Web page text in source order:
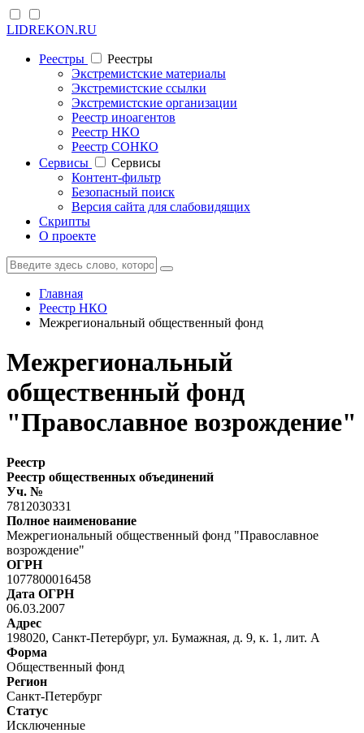
LIDREKON.RU
Реестры
Реестры
Экстремистские материалы
Экстремистские ссылки
Экстремистские организации
Реестр иноагентов
Реестр НКО
Реестр СОНКО
Cервисы
Cервисы
Контент-фильтр
Безопасный поиск
Версия сайта для слабовидящих
Скрипты
О проекте
Главная
Реестр НКО
Межрегиональный общественный фонд
Межрегиональный
общественный фонд
"Православное возрождение"
Реестр
Реестр общественных объединений
Уч. №
7812030331
Полное наименование
Межрегиональный общественный фонд "Православное
возрождение"
ОГРН
1077800016458
Дата ОГРН
06.03.2007
Адрес
198020, Санкт-Петербург, ул. Бумажная, д. 9, к. 1, лит. А
Форма
Общественный фонд
Регион
Санкт-Петербург
Статус
Исключенные